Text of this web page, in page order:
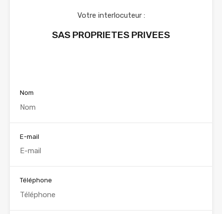
Votre interlocuteur :
SAS PROPRIETES PRIVEES
Nom
E-mail
Téléphone